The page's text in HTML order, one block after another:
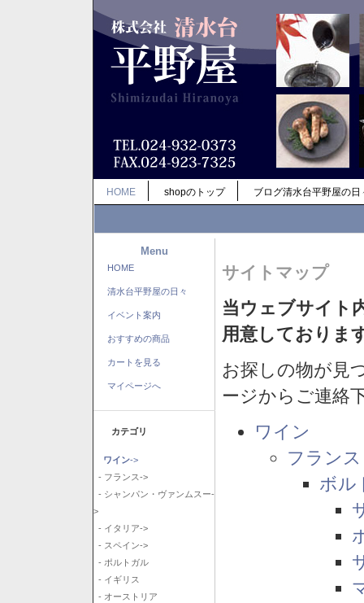
HOME shopのトップ ブログ清水台平野屋の日
Menu
HOME
清水台平野屋の日々
イベント案内
おすすめの商品
カートを見る
マイページへ
カテゴリ
ワイン->
- フランス->
- シャンパン・ヴァンムスー-
>
- イタリア->
- スペイン->
- ポルトガル
- イギリス
- オーストリア
サイトマップ
当ウェブサイト
用意しておりま
お探しの物が見
ージからご連絡
ワイン
フランス
ボル